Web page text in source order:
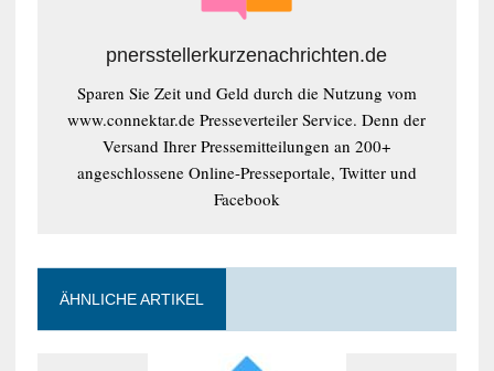
pnersstellerkurzenachrichten.de
Sparen Sie Zeit und Geld durch die Nutzung vom
www.connektar.de Presseverteiler Service. Denn der
Versand Ihrer Pressemitteilungen an 200+
angeschlossene Online-Presseportale, Twitter und
Facebook
ÄHNLICHE ARTIKEL